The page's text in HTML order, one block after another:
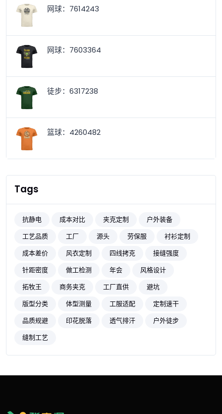
网球：7614243
网球：7603364
徒步：6317238
篮球：4260482
Tags
抗静电 成本对比 夹克定制
户外装备
工艺品质
工厂 源头 劳保服
衬衫定制
成本差价
风衣定制 四线拷克
接缝强度
针距密度
做工检测 年会
风格设计
拓牧王
商务夹克 工厂直供
避坑
版型分类
体型测量 工服适配
定制速干
品质规避
印花脱落 透气排汗
户外徒步
缝制工艺